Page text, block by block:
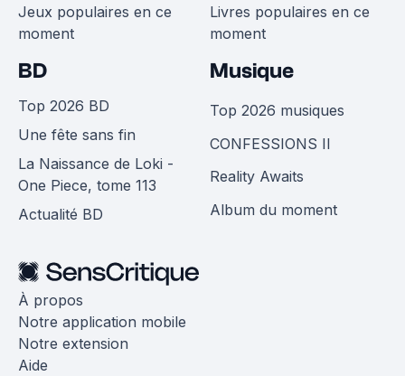
Jeux populaires en ce
moment
Livres populaires en ce
moment
BD
Top 2026 BD
Une fête sans fin
La Naissance de Loki -
One Piece, tome 113
Actualité BD
Musique
Top 2026 musiques
CONFESSIONS II
Reality Awaits
Album du moment
À propos
Notre application mobile
Notre extension
Aide